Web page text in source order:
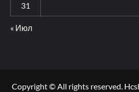
31
« Июл
Copyright © All rights reserved.